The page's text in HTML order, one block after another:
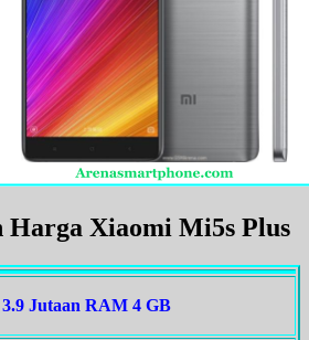
Harga Xiaomi Mi5s Plus
Jutaan RAM 4 GB